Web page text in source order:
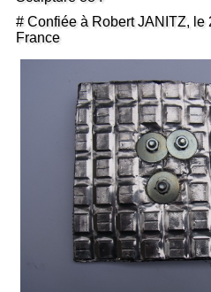
# Confiée à Robert JANITZ, le
France